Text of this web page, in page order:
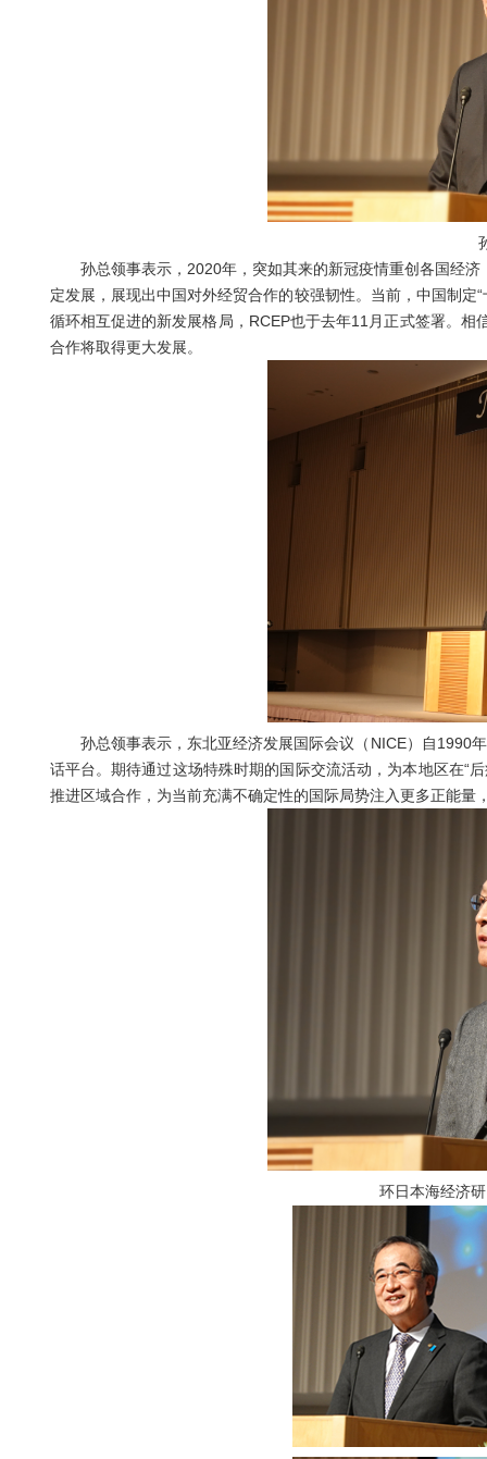
孙总领事表示，2020年，突如其来的新冠疫情重创各国经济
定发展，展现出中国对外经贸合作的较强韧性。当前，中国制
循环相互促进的新发展格局，RCEP也于去年11月正式签署。
合作将取得更大发展。
孙总领事表示，东北亚经济发展国际会议（NICE）自1990
话平台。期待通过这场特殊时期的国际交流活动，为本地区在“
推进区域合作，为当前充满不确定性的国际局势注入更多正能量
环日本海经济